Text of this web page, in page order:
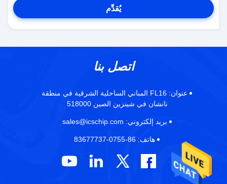
يُقدِّم
اتصل بنا
عنوان:
FL16 المباني الساحلية الشرقية في منطقة
نانشان في شينزين الصين 518000
بريد إلكتروني:
هاتف: